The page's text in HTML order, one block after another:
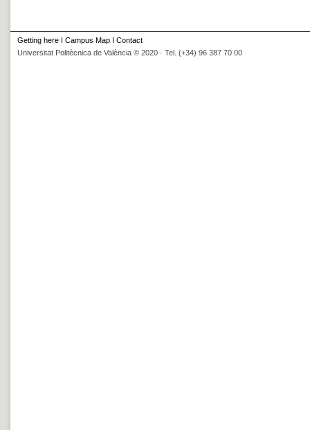
Getting here I Campus Map I Contact
Universitat Politècnica de València © 2020 · Tel. (+34) 96 387 70 00